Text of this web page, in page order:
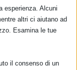
esperienza. Alcuni
altri ci aiutano ad
Esamina le tue
il consenso di un